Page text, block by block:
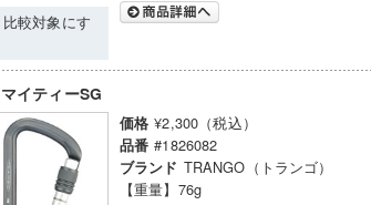
比較対象にす
マイティーSG
価格 ¥2,300（税込）
品番 #1826082
ブランド TRANGO（トランゴ）
【重量】76g